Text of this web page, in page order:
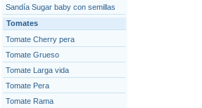
Sandía Sugar baby con semillas
Tomates
Tomate Cherry pera
Tomate Grueso
Tomate Larga vida
Tomate Pera
Tomate Rama